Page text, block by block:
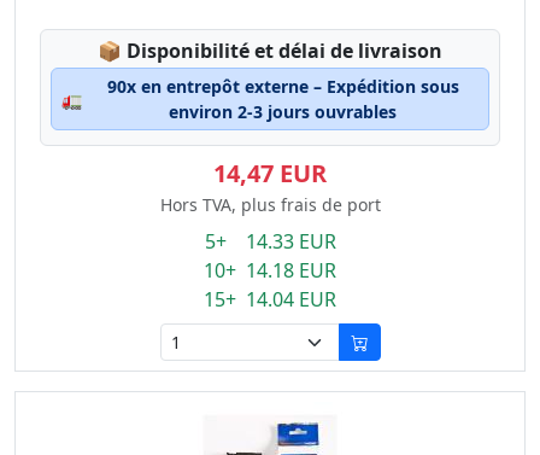
📦 Lagerstatus:
Disponibilité et délai de livraison
🚛
90x en entrepôt externe – Expédition sous
environ 2-3 jours ouvrables
14,47 EUR
Hors TVA, plus frais de port
5+ 14.33 EUR
10+ 14.18 EUR
15+ 14.04 EUR